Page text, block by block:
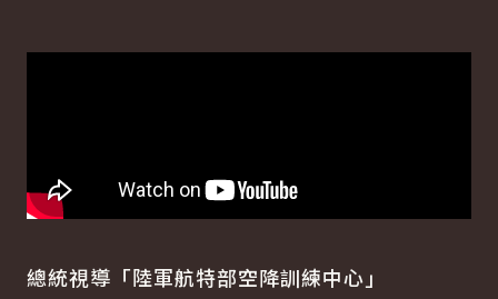
總統視導「陸軍航特部空降訓練中心」